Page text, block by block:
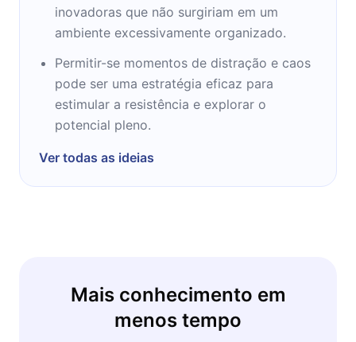
inovadoras que não surgiriam em um
ambiente excessivamente organizado.
Permitir-se momentos de distração e caos
pode ser uma estratégia eficaz para
estimular a resistência e explorar o
potencial pleno.
Ver todas as ideias
Mais conhecimento em
menos tempo